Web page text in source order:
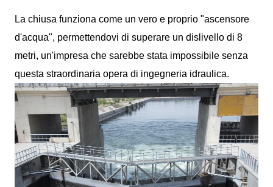
La chiusa funziona come un vero e proprio "ascensore
d'acqua", permettendovi di superare un dislivello di 8
metri, un'impresa che sarebbe stata impossibile senza
questa straordinaria opera di ingegneria idraulica.